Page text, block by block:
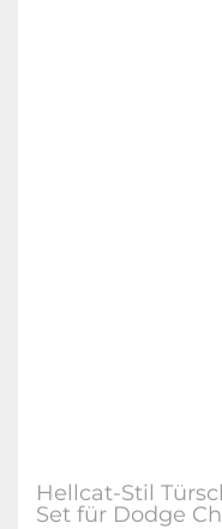
Hellcat-Stil
Set für Dodge